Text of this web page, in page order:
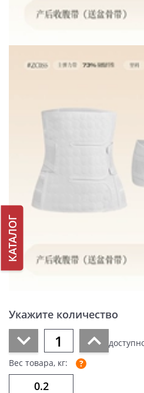
КАТАЛОГ
Укажите количество
Вес товара, кг: